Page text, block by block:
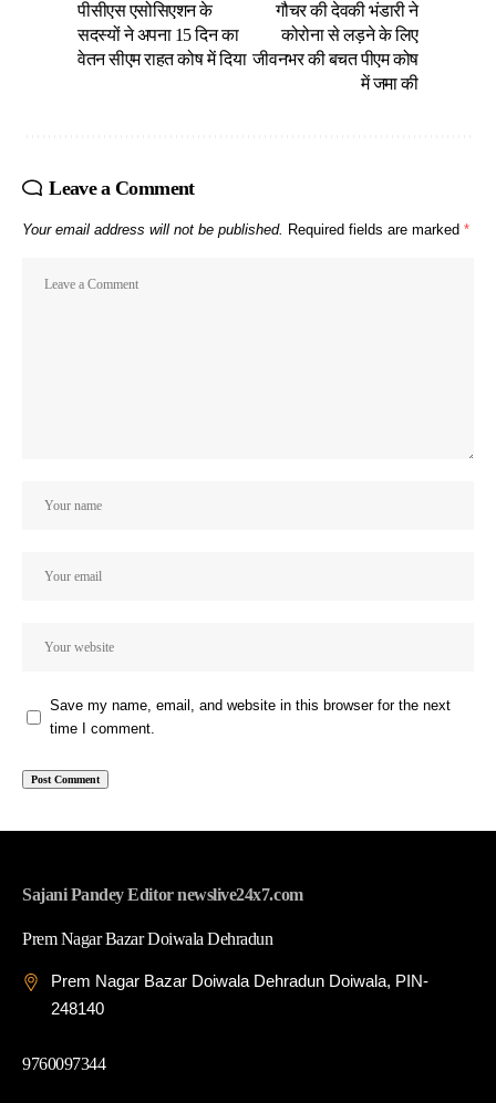
पीसीएस एसोसिएशन के
सदस्यों ने अपना 15 दिन का
वेतन सीएम राहत कोष में दिया
गौचर की देवकी भंडारी ने
कोरोना से लड़ने के लिए
जीवनभर की बचत पीएम कोष
में जमा की
Leave a Comment
Your email address will not be published. Required fields are marked *
Save my name, email, and website in this browser for the next
time I comment.
Sajani Pandey Editor newslive24x7.com
Prem Nagar Bazar Doiwala Dehradun
Prem Nagar Bazar Doiwala Dehradun Doiwala, PIN-
248140
9760097344